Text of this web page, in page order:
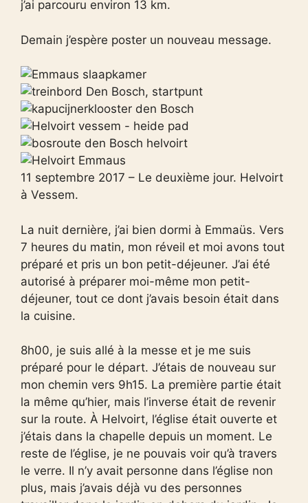
j’ai parcouru environ 13 km.
Demain j’espère poster un nouveau message.
11 septembre 2017 – Le deuxième jour. Helvoirt
à Vessem.
La nuit dernière, j’ai bien dormi à Emmaüs. Vers
7 heures du matin, mon réveil et moi avons tout
préparé et pris un bon petit-déjeuner. J’ai été
autorisé à préparer moi-même mon petit-
déjeuner, tout ce dont j’avais besoin était dans
la cuisine.
8h00, je suis allé à la messe et je me suis
préparé pour le départ. J’étais de nouveau sur
mon chemin vers 9h15. La première partie était
la même qu’hier, mais l’inverse était de revenir
sur la route. À Helvoirt, l’église était ouverte et
j’étais dans la chapelle depuis un moment. Le
reste de l’église, je ne pouvais voir qu’à travers
le verre. Il n’y avait personne dans l’église non
plus, mais j’avais déjà vu des personnes